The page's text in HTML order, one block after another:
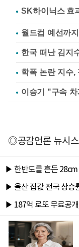
월드컵 예선까
한국 떠난 김지
학폭 논란 지수,
이승기 "구속
◎공감언론 뉴시스